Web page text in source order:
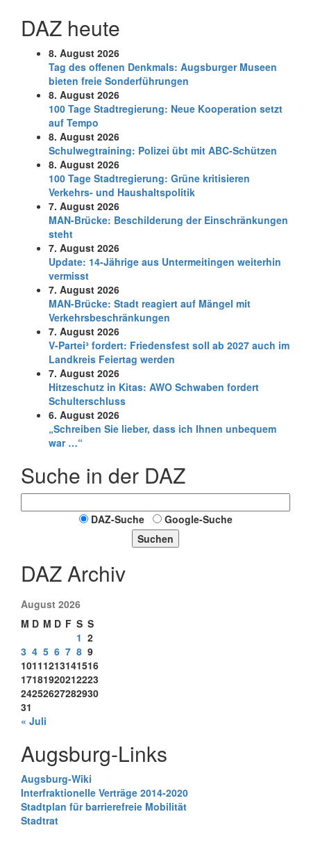
DAZ heute
8. August 2026
Tag des offenen Denkmals: Augsburger Museen
bieten freie Sonderführungen
8. August 2026
100 Tage Stadtregierung: Neue Kooperation setzt
auf Tempo
8. August 2026
Schul­weg­trai­ning: Poli­zei übt mit ABC-Schüt­zen
8. August 2026
100 Tage Stadtregierung: Grüne kritisieren
Verkehrs- und Haushaltspolitik
7. August 2026
MAN-Brücke: Beschilderung der Einschränkungen
steht
7. August 2026
Update: 14-Jährige aus Untermeitingen weiterhin
vermisst
7. August 2026
MAN-Brücke: Stadt reagiert auf Mängel mit
Verkehrsbeschränkungen
7. August 2026
V-Partei­³ fordert: Friedens­fest soll ab 2027 auch im
Land­kreis Feier­tag werden
7. August 2026
Hitzeschutz in Kitas: AWO Schwaben fordert
Schulterschluss
6. August 2026
„Schreiben Sie lieber, dass ich Ihnen unbequem
war …“
Suche in der DAZ
DAZ-Suche
Google-Suche
Suchen
DAZ Archiv
August 2026
M D M D F S S
1 2
3 4 5 6 7 8 9
10111213141516
17181920212223
24252627282930
31
« Juli
Augsburg-Links
Augsburg-Wiki
Interfraktionelle Verträge 2014-2020
Stadtplan für barrierefreie Mobilität
Stadtrat